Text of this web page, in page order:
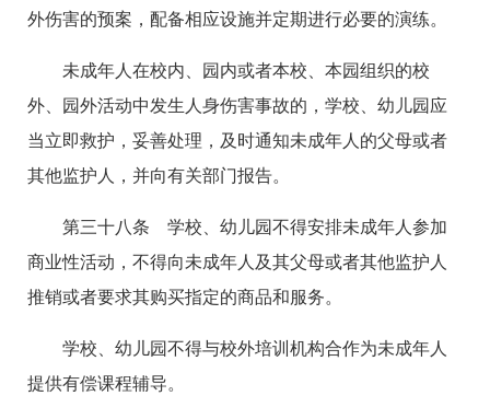
外伤害的预案，配备相应设施并定期进行必要的演练。
未成年人在校内、园内或者本校、本园组织的校
外、园外活动中发生人身伤害事故的，学校、幼儿园应
当立即救护，妥善处理，及时通知未成年人的父母或者
其他监护人，并向有关部门报告。
第三十八条 学校、幼儿园不得安排未成年人参加
商业性活动，不得向未成年人及其父母或者其他监护人
推销或者要求其购买指定的商品和服务。
学校、幼儿园不得与校外培训机构合作为未成年人
提供有偿课程辅导。